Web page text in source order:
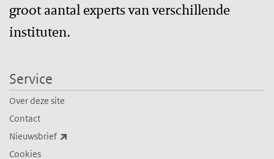
groot aantal experts van verschillende
instituten.
Service
Over deze site
Contact
Nieuwsbrief
Cookies